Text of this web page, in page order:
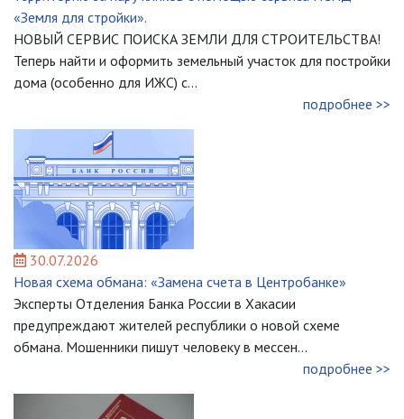
«Земля для стройки».
НОВЫЙ СЕРВИС ПОИСКА ЗЕМЛИ ДЛЯ СТРОИТЕЛЬСТВА!
Теперь найти и оформить земельный участок для постройки
дома (особенно для ИЖС) с...
подробнее >>
30.07.2026
Новая схема обмана: «Замена счета в Центробанке»
Эксперты Отделения Банка России в Хакасии
предупреждают жителей республики о новой схеме
обмана. Мошенники пишут человеку в мессен...
подробнее >>